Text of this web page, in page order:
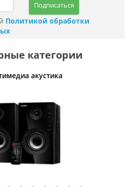
Подписаться
Политикой обработки
категории
акустика